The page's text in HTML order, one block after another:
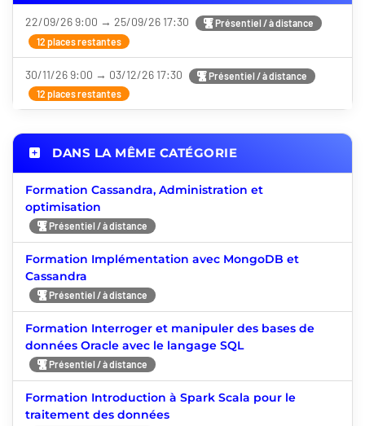
22/09/26 9:00 → 25/09/26 17:30
Présentiel / à distance
12 places restantes
30/11/26 9:00 → 03/12/26 17:30
Présentiel / à distance
12 places restantes
DANS LA MÊME CATÉGORIE
Formation Cassandra, Administration et
optimisation
Présentiel / à distance
Formation Implémentation avec MongoDB et
Cassandra
Présentiel / à distance
Formation Interroger et manipuler des bases de
données Oracle avec le langage SQL
Présentiel / à distance
Formation Introduction à Spark Scala pour le
traitement des données